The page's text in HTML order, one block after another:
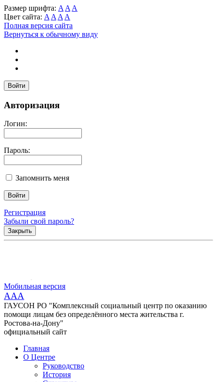
Размер шрифта: A A A
Цвет сайта: A A A A
Полная версия сайта
Вернуться к обычному виду
Войти
Авторизация
Логин:
Пароль:
Запомнить меня
Регистрация
Забыли свой пароль?
Закрыть
Мобильная версия
AAA
ГАУСОН РО "Комплексный социальный центр по оказанию
помощи лицам без определённого места жительства г.
Ростова-на-Дону"
официальный сайт
Главная
О Центре
Руководство
История